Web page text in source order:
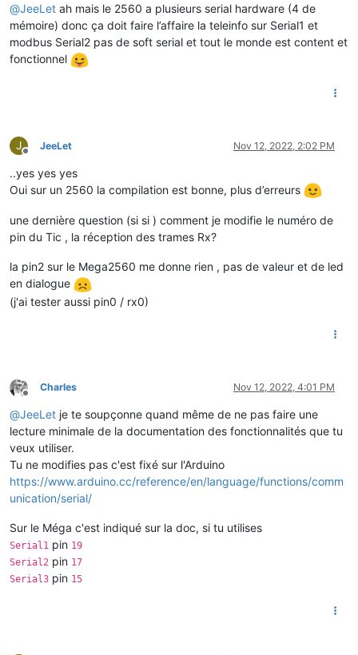
@JeeLet ah mais le 2560 a plusieurs serial hardware (4 de
mémoire) donc ça doit faire l’affaire la teleinfo sur Serial1 et
modbus Serial2 pas de soft serial et tout le monde est content et
fonctionnel
J
Offline
JeeLet Nov 12, 2022, 2:02 PM
..yes yes yes
Oui sur un 2560 la compilation est bonne, plus d’erreurs
une dernière question (si si ) comment je modifie le numéro de
pin du Tic , la réception des trames Rx?
la pin2 sur le Mega2560 me donne rien , pas de valeur et de led
en dialogue
(j'ai tester aussi pin0 / rx0)
Offline
Charles Nov 12, 2022, 4:01 PM
@JeeLet je te soupçonne quand même de ne pas faire une
lecture minimale de la documentation des fonctionnalités que tu
veux utiliser.
Tu ne modifies pas c'est fixé sur l'Arduino
https://www.arduino.cc/reference/en/language/functions/comm
unication/serial/
Sur le Méga c'est indiqué sur la doc, si tu utilises
Serial1 pin 19
Serial2 pin 17
Serial3 pin 15